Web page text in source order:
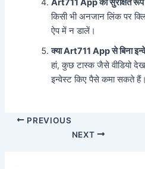
Art711 App को सुरक्षित
किसी भी अनजान लिंक पर
ऐप में न डालें।
क्या Art711 App से बिना
हां, कुछ टास्क जैसे वीडियो
इन्वेस्ट किए पैसे कमा सकते हैं।
PREVIOUS
NEXT